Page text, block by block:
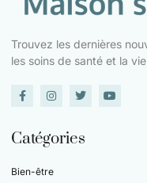
Trouvez les dernières
les soins de santé et la
Catégories
Bien-être